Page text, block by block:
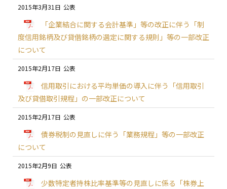
2015年3月31日
「企業結合に関する会計基準」等の改正に伴う「制
度信用銘柄及び貸借銘柄の選定に関する規則」等の一部改正
について
2015年2月17日
信用取引における平均単価の導入に伴う「信用取引
及び貸借取引規程」の一部改正について
2015年2月17日
債券税制の見直しに伴う「業務規程」等の一部改正
について
2015年2月9日
少数特定者持株比率基準等の見直しに係る「株券上